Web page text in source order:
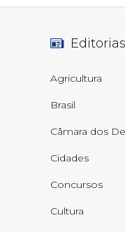
Editorias
Agricultura
Brasil
Câmara dos
Cidades
Concursos
Cultura